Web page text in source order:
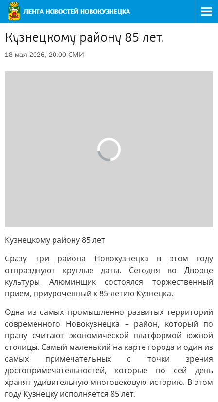
Кузнецкому району 85 лет.
18 мая 2026, 20:00 СМИ
Кузнецкому району 85 лет
Сразу три района Новокузнецка в этом году
отпразднуют круглые даты. Сегодня во Дворце
культуры Алюминщик состоялся торжественный
прием, приуроченный к 85-летию Кузнецка.
Одна из самых промышленно развитых территорий
современного Новокузнецка – район, который по
праву считают экономической платформой южной
столицы. Самый маленький на карте города и один из
самых примечательных с точки зрения
достопримечательностей, которые по сей день
хранят удивительную многовековую историю. В этом
году Кузнецку исполняется 85 лет.